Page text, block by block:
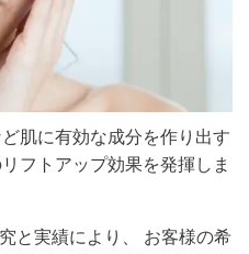
肌に有効な成分を作り出す
フトアップ効果を発揮しま
と実績により、 お客様の希